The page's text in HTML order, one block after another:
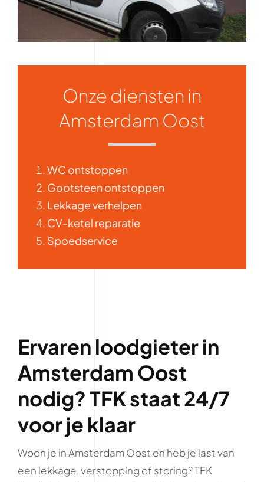
Onze diensten in
Amsterdam Oost
WC ontstoppen
Gootsteen ontstoppen
Lekkage verhelpen
CV-ketel reparatie
Spoedservice
Ervaren loodgieter in
Amsterdam Oost
nodig? TFK staat 24/7
voor je klaar
Woon je in Amsterdam Oost en heb je last van
een lekkage, verstopping of storing? TFK